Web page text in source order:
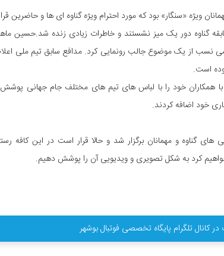
ویژه «سنگار» بود که مورد احترام ویژه گناوه ای ها و حاضرین
گناوه دور یک میز نشستند و خاطرات زیادی زنده شد.حسین
نسب از یک موضوع جالب رونمایی کرد. مدافع سابق تیم ملی
است.
همکاران خود را با لباس های تیم های مختلف جام جهانی پوشش
خود اضافه کردند.
گناوه و مهمانان برگزار شد و حالا قرار است در این کافه
کرد به شکل تصویری و ویدیویی آن را پوشش دهیم.
کانال تلگرام پایگاه تخصصی فوتبال بوشهر